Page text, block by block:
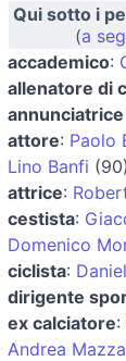
Qui sotto i
(a
accademico:
allenatore di
attore: Paolo
Lino Banfi (90)
attrice:
cestista:
Domenico
ciclista:
dirigente
ex calciatore:
Andrea